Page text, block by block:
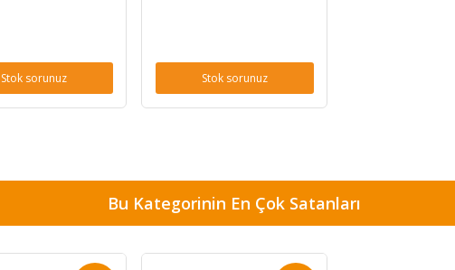
Stok sorunuz Stok sorunuz
Bu Kategorinin En Çok Satanları